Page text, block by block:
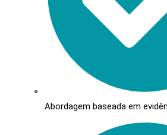
Abordagem baseada em